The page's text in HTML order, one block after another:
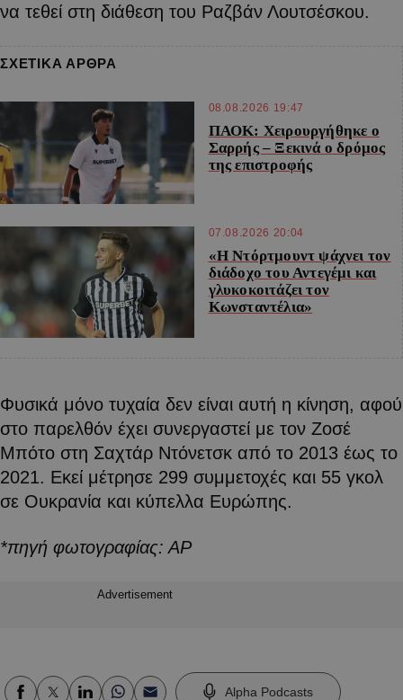
να τεθεί στη διάθεση του Ραζβάν Λουτσέσκου.
ΣΧΕΤΙΚΑ ΑΡΘΡΑ
08.08.2026 19:47
ΠΑΟΚ: Χειρουργήθηκε ο
Σαρρής – Ξεκινά ο δρόμος
της επιστροφής
07.08.2026 20:04
«Η Ντόρτμουντ ψάχνει τον
διάδοχο του Αντεγέμι και
γλυκοκοιτάζει τον
Κωνσταντέλια»
Φυσικά μόνο τυχαία δεν είναι αυτή η κίνηση, αφού
στο παρελθόν έχει συνεργαστεί με τον Ζοσέ
Μπότο στη Σαχτάρ Ντόνετσκ από το 2013 έως το
2021. Εκεί μέτρησε 299 συμμετοχές και 55 γκολ
σε Ουκρανία και κύπελλα Ευρώπης.
*πηγή φωτογραφίας: ΑΡ
Advertisement
Alpha Podcasts